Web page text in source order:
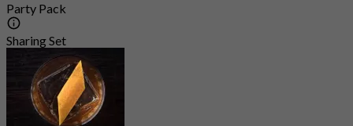
Party Pack
Sharing Set